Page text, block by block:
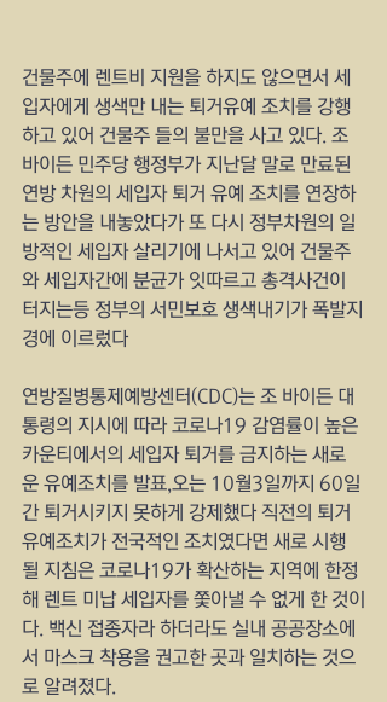
건물주에 렌트비 지원을 하지도 않으면서 세
입자에게 생색만 내는 퇴거유예 조치를 강행
하고 있어 건물주 들의 불만을 사고 있다. 조
바이든 민주당 행정부가 지난달 말로 만료된
연방 차원의 세입자 퇴거 유예 조치를 연장하
는 방안을 내놓았다가 또 다시 정부차원의 일
방적인 세입자 살리기에 나서고 있어 건물주
와 세입자간에 분균가 잇따르고 총격사건이
터지는등 정부의 서민보호 생색내기가 폭발지
경에 이르렀다
연방질병통제예방센터(CDC)는 조 바이든 대
통령의 지시에 따라 코로나19 감염률이 높은
카운티에서의 세입자 퇴거를 금지하는 새로
운 유예조치를 발표,오는 10월3일까지 60일
간 퇴거시키지 못하게 강제했다 직전의 퇴거
유예조치가 전국적인 조치였다면 새로 시행
될 지침은 코로나19가 확산하는 지역에 한정
해 렌트 미납 세입자를 쫓아낼 수 없게 한 것이
다. 백신 접종자라 하더라도 실내 공공장소에
서 마스크 착용을 권고한 곳과 일치하는 것으
로 알려졌다.